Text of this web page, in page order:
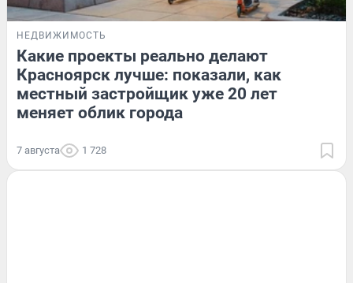
НЕДВИЖИМОСТЬ
Какие проекты реально делают
Красноярск лучше: показали, как
местный застройщик уже 20 лет
меняет облик города
7 августа 1 728